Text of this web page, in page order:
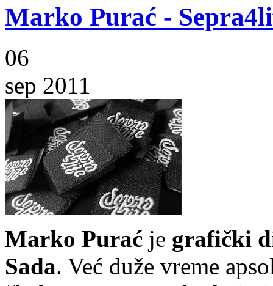
Marko Purać -
06
sep 2011
Marko Purać je grafički
Sada. Već duže vreme